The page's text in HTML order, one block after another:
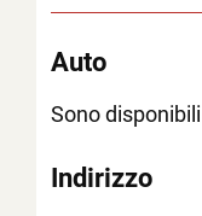
Auto
Sono
Indirizzo